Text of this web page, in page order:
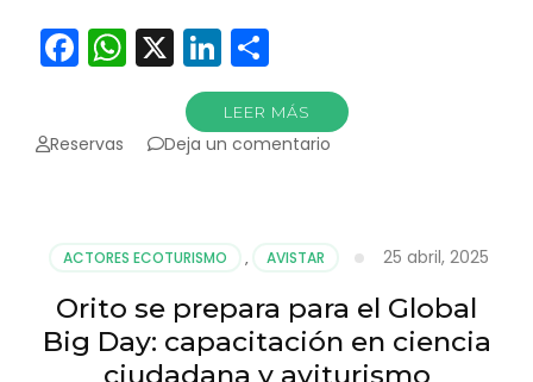
Facebook
WhatsApp
X LinkedIn
LEER MÁS
Reservas Deja un comentario
del
alma
ACTORES ECOTURISMO , AVISTAR 25 abril, 2025
Orito se prepara para el Global
Big Day: capacitación en ciencia
ciudadana y aviturismo